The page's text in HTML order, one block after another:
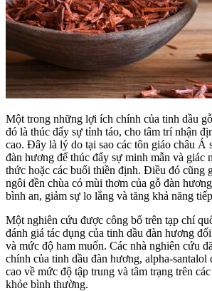
Một trong những lợi ích chính của tinh dầu
đó là thúc đẩy sự tỉnh táo, cho tâm trí nhận
cao. Đây là lý do tại sao các tôn giáo châu Á
đàn hương để thúc đẩy sự minh mẫn và giác
thức hoặc các buổi thiền định. Điều đó cũng
ngôi đền chùa có mùi thơm của gỗ đàn
bình an, giảm sự lo lắng và tăng khả năng
Một nghiên cứu được công bố trên tạp chí
đánh giá tác dụng của tinh dầu đàn hương
và mức độ ham muốn. Các nhà nghiên cứu
chính của tinh dầu đàn hương, alpha-santalol
cao về mức độ tập trung và tâm trạng trên
khỏe bình thường.